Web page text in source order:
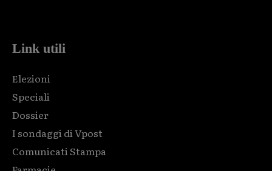
Link utili
Elezioni
Speciali
Dossier
I sondaggi di Vpost
Comunicati Stampa